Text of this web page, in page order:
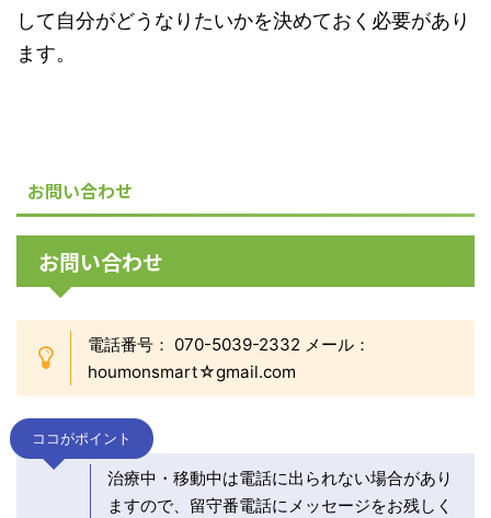
して自分がどうなりたいかを決めておく必要があり
ます。
お問い合わせ
お問い合わせ
電話番号： 070-5039-2332 メール：
houmonsmart☆gmail.com
ココがポイント
治療中・移動中は電話に出られない場合があり
ますので、留守番電話にメッセージをお残しく